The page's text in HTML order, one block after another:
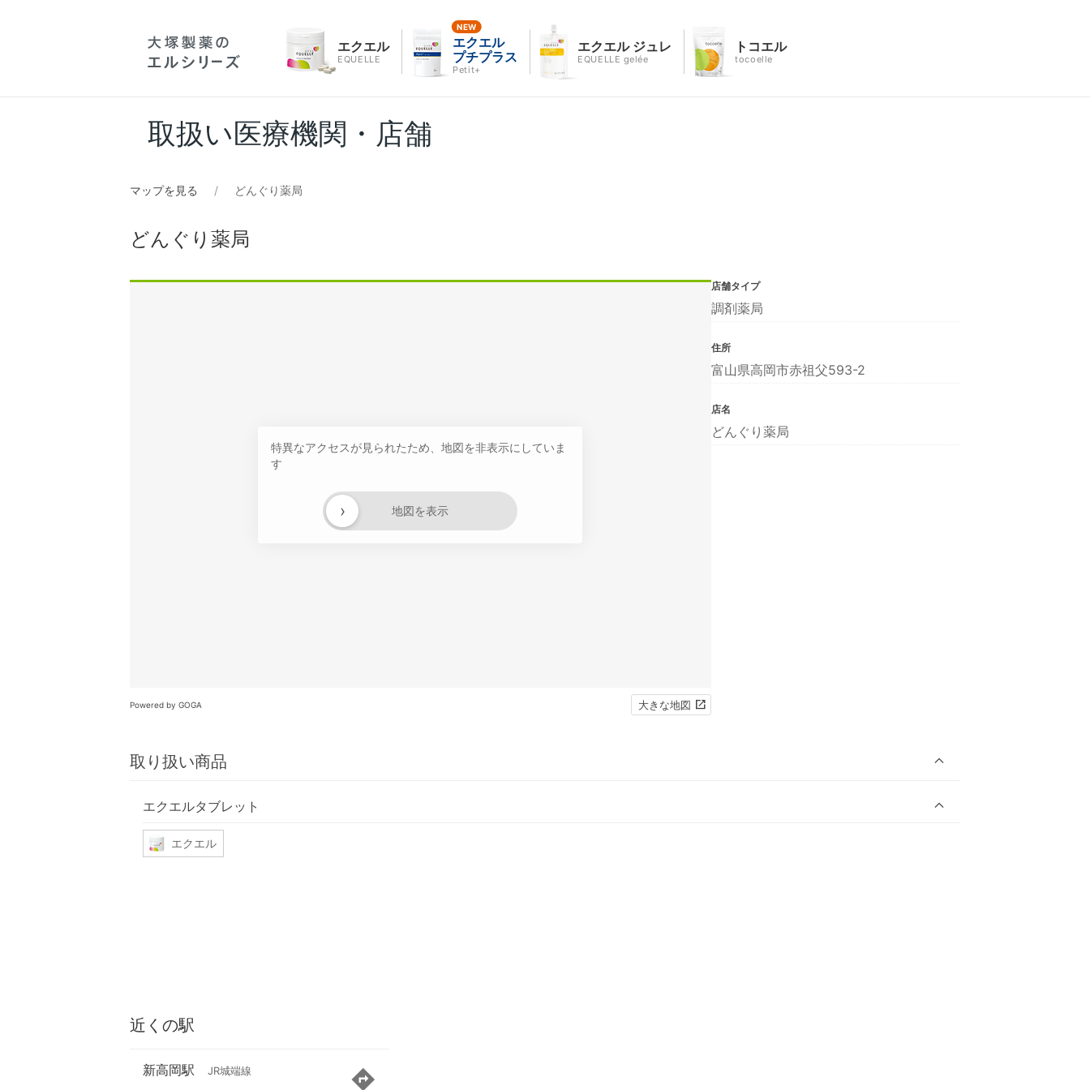
エクエル
EQUELLE
エクエル
プチプラス
Petit+
エクエル ジュレ
EQUELLE gelée
トコエル
tocoelle
取扱い医療機関・店舗
マップを見る どんぐり薬局
どんぐり薬局
特異なアクセスが見られたため、地図を非表示にしていま
す
地図を表示
›
Powered by GOGA 大きな地図
取り扱い商品
エクエルタブレット
エクエル
店舗タイプ
調剤薬局
住所
富山県高岡市赤祖父593-2
店名
どんぐり薬局
近くの駅
新高岡駅 JR城端線